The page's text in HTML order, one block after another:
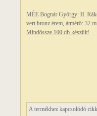
MÉE Bognár György: II.
vert bronz érem, átmérő: 32
Mindössze 100 db készült!
A termékhez kapcsolódó